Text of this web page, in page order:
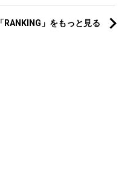
「RANKING」をもっと見る